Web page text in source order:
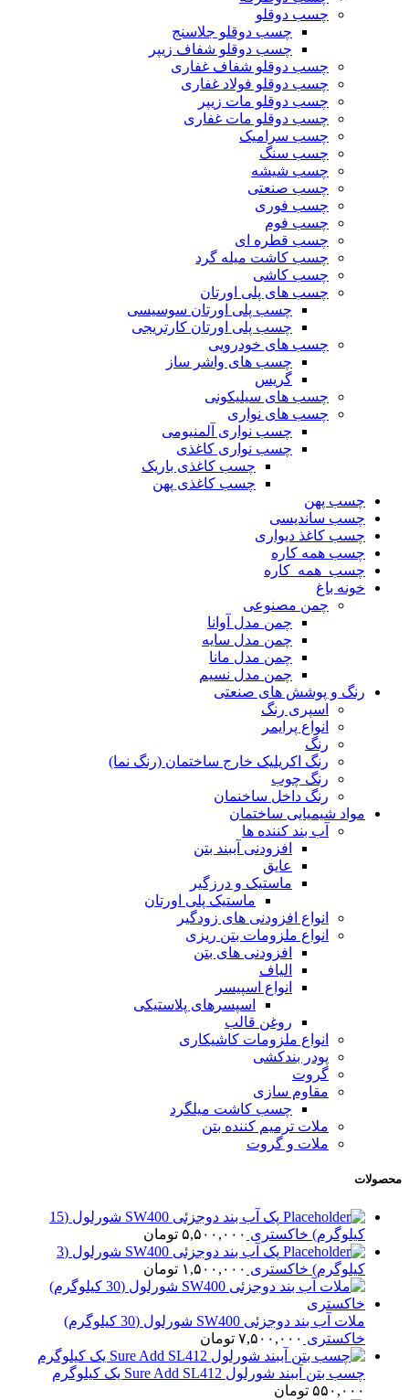
چسب دوقلو
چسب دوقلو جلاسنج
چسب دوقلو شفاف زیپر
چسب دوقلو شفاف غفاری
چسب دوقلو فولاد غفاری
چسب دوقلو مات زیپر
چسب دوقلو مات غفاری
چسب سرامیک
چسب سنگ
چسب شیشه
چسب صنعتی
چسب فوری
چسب فوم
چسب قطره ای
چسب کاشت میله گرد
چسب کاشی
چسب های پلی اورتان
چسب پلی اورتان سوسیسی
چسب پلی اورتان کارتریجی
چسب های خودرویی
چسب های واشر ساز
گریس
چسب های سیلیکونی
چسب های نواری
چسب نواری آلمنیومی
چسب نواری کاغذی
چسب کاغذی باریک
چسب کاغذی پهن
چسب پهن
چسب ساندیسی
چسب کاغذ دیواری
چسب همه کاره
چسب_همه_کاره
خونه باغ
چمن مصنوعی
چمن مدل آوانا
چمن مدل سایه
چمن مدل مانا
چمن مدل نسیم
رنگ و پوشش های صنعتی
اسپری رنگ
انواع پرایمر
رنگ
رنگ اکریلیک خارج ساختمان (رنگ نما)
رنگ چوب
رنگ داخل ساخنمان
مواد شیمیایی ساختمان
آب بند کننده ها
افزودنی آببند بتن
عایق
ماستیک و درزگیر
ماستیک پلی اورتان
انواع افزودنی های زودگیر
انواع ملزومات بتن ریزی
افزودنی های بتن
الیاف
انواع اسپیسر
اسپسرهای پلاستیکی
روغن قالب
انواع ملزومات کاشیکاری
پودر بندکشی
گروت
مقاوم سازی
چسب کاشت میلگرد
ملات ترمیم کننده بتن
ملات و گروت
محصولات
پک آب بند دوجزئی SW400 شورلول (15
کیلوگرم) خاکستری ۵,۵۰۰,۰۰۰ تومان
پک آب بند دوجزئی SW400 شورلول (3
کیلوگرم) خاکستری ۱,۵۰۰,۰۰۰ تومان
ملات آب بند دوجزئی SW400 شورلول (30 کیلوگرم)
خاکستری ۷,۵۰۰,۰۰۰ تومان
چسب بتن آببند شورلول Sure Add SL412 یک کیلوگرم
۵۵۰,۰۰۰ تومان